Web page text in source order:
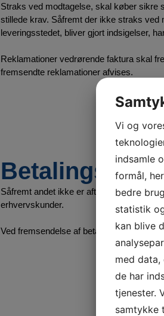
Straks ved modtagelse, skal køber sikre
stillede krav. Såfremt der ikke straks ved
leveringsstedet, bliver gjort indsigelser,
Reklamationer vedrørende faktura skal
fremsendte reklamationer afvises.
Såfremt andet ikke er aftalt, forfalder
erhvervskunder.
Ved fremsendelse af
Vi og
indsamle
formål,
bedre
statistik
kan blive
med
de har
tjenester.
samtykke